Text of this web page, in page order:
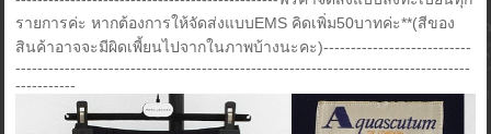
รายการค่ะ หากต้องการให้จัดส่งแบบEMS คิดเพิ่ม50บาทค่ะ**(สีของ
สินค้าอาจจะมีผิดเพี้ยนไปจากในภาพบ้างนะคะ)---------------------------
-----------------------------------------------------------------------------------
-----------